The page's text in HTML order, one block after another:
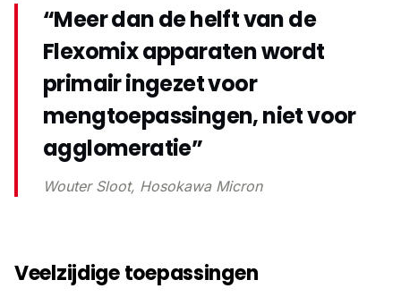
“Meer dan de helft van de
Flexomix apparaten wordt
primair ingezet voor
mengtoepassingen, niet voor
agglomeratie”
Wouter Sloot, Hosokawa Micron
Veelzijdige toepassingen